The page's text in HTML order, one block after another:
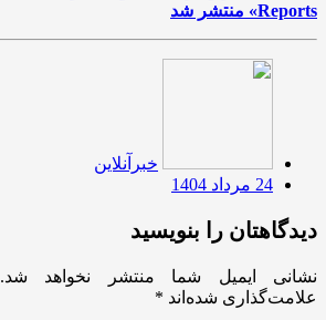
Reports» منتشر شد
خبرآنلاین
24 مرداد 1404
دیدگاهتان را بنویسید
نشانی ایمیل شما منتشر نخواهد شد.
علامت‌گذاری شده‌اند *